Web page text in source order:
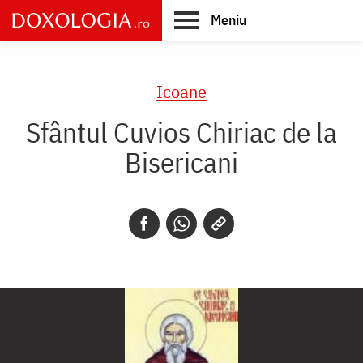
Skip
to
main
Meniu
Icoane
Sfântul Cuvios Chiriac de la
Bisericani